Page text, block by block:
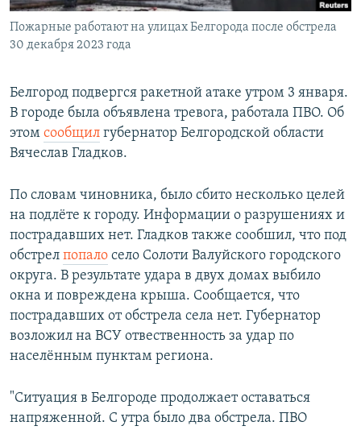
Все сайты РСЕ/РС
Пожарные работают на улицах Белгорода после обстрела
30 декабря 2023 года
Белгород подвергся ракетной атаке утром 3 января.
В городе была объявлена тревога, работала ПВО. Об
этом сообщил губернатор Белгородской области
Вячеслав Гладков.
По словам чиновника, было сбито несколько целей
на подлёте к городу. Информации о разрушениях и
пострадавших нет. Гладков также сообшил, что под
обстрел попало село Солоти Валуйского городского
округа. В результате удара в двух домах выбило
окна и повреждена крыша. Сообщается, что
пострадавших от обстрела села нет. Губернатор
возложил на ВСУ отвественность за удар по
населённым пунктам региона.
"Ситуация в Белгороде продолжает оставаться
напряженной. С утра было два обстрела. ПВО